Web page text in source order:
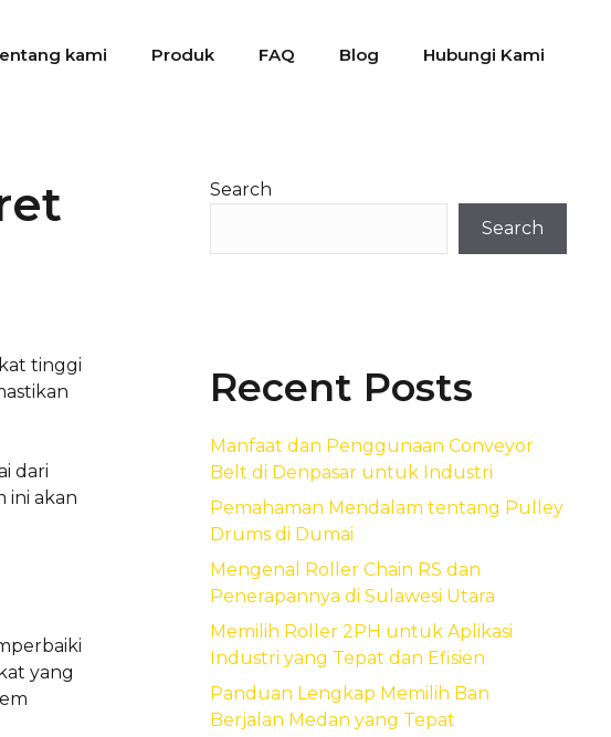
kami Produk FAQ Blog Hubungi Kami
tinggi
dari
ini akan
yang
Search
Search
Recent Posts
Manfaat dan Penggunaan Conveyor
Belt di Denpasar untuk Industri
Pemahaman Mendalam tentang Pulley
Drums di Dumai
Mengenal Roller Chain RS dan
Penerapannya di Sulawesi Utara
Memilih Roller 2PH untuk Aplikasi
Industri yang Tepat dan Efisien
Panduan Lengkap Memilih Ban
Berjalan Medan yang Tepat